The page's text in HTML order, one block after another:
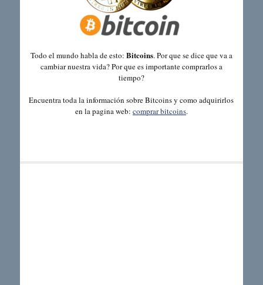
Todo el mundo habla de esto: Bitcoins. Por que se dice que va a
cambiar nuestra vida? Por que es importante comprarlos a
tiempo?
Encuentra toda la información sobre Bitcoins y como adquirirlos
en la pagina web: comprar bitcoins.